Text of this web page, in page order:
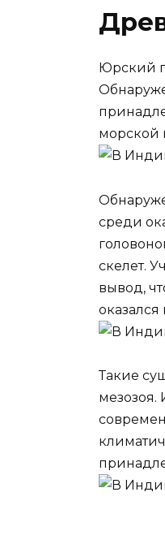
Юрский
морской
среди
скелет.
вывод,
Такие
мезозоя.